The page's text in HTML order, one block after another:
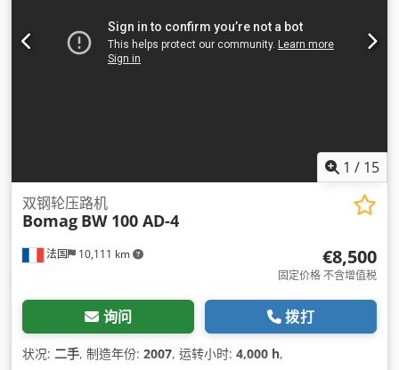
1 / 15
法国 10,111 km
双钢轮压路机
Bomag BW 100 AD-4
€8,500
固定价格 不含增值税
询问 拨打
状况: 二手, 制造年份: 2007, 运转小时: 4,000 h,